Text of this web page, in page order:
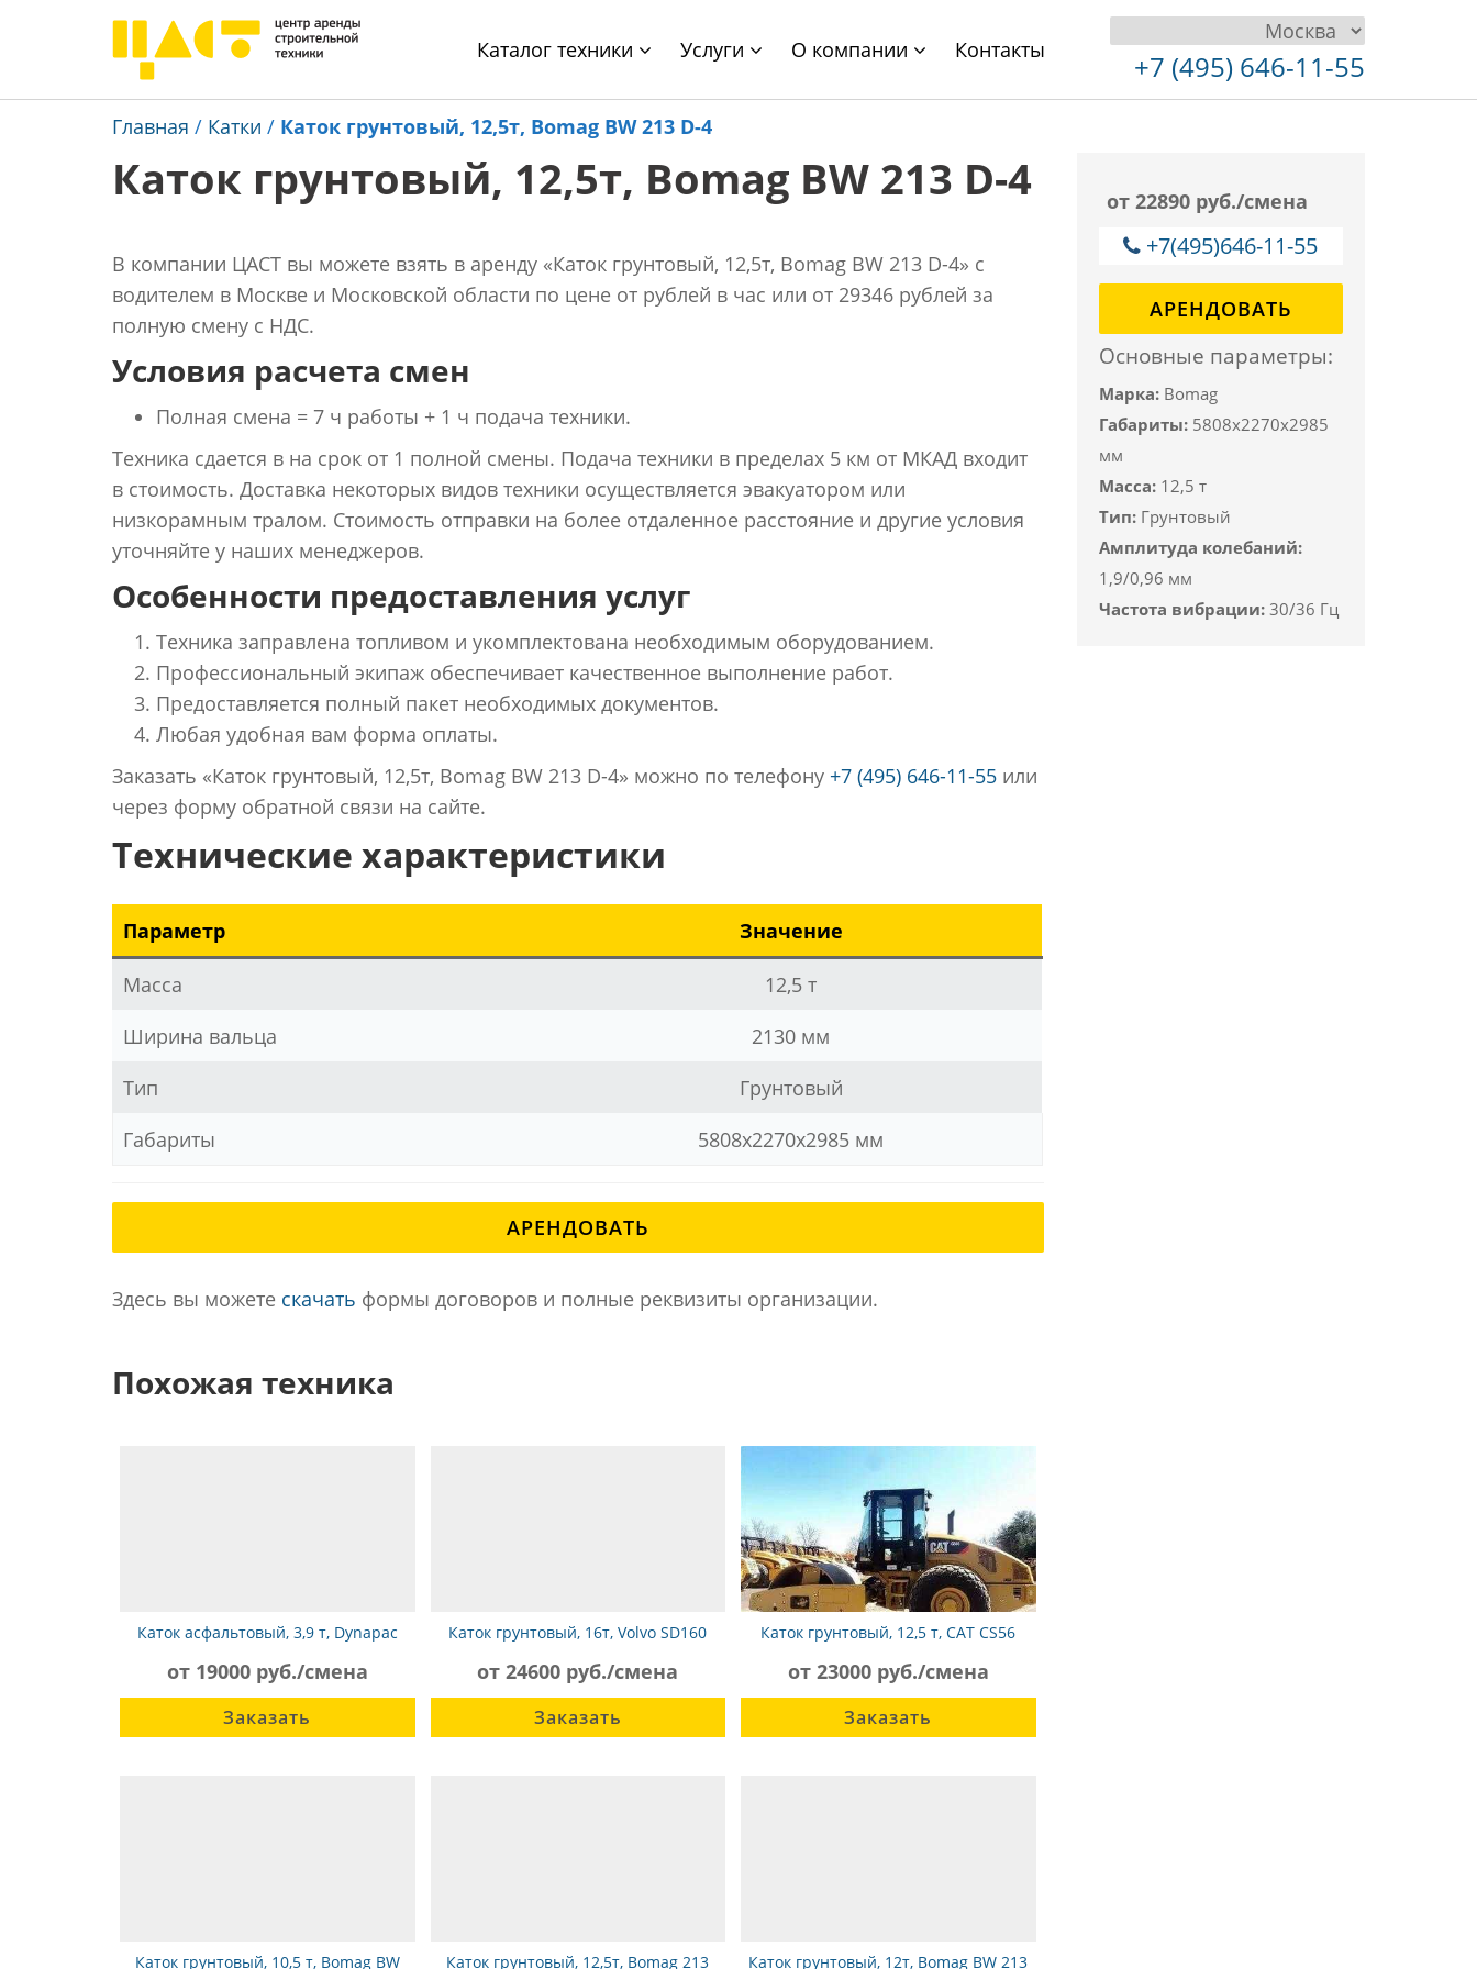
Каталог техники Услуги О компании Контакты +7 (495) 646-11-55
Главная / Катки / Каток грунтовый, 12,5т, Bomag BW 213 D-4
Каток грунтовый, 12,5т, Bomag BW 213 D-4
В компании ЦАСТ вы можете взять в аренду «Каток грунтовый, 12,5т, Bomag BW 213 D-4» с
водителем в Москве и Московской области по цене от рублей в час или от 29346 рублей за
полную смену с НДС.
Условия расчета смен
Полная смена = 7 ч работы + 1 ч подача техники.
Техника сдается в на срок от 1 полной смены. Подача техники в пределах 5 км от МКАД входит
в стоимость. Доставка некоторых видов техники осуществляется эвакуатором или
низкорамным тралом. Стоимость отправки на более отдаленное расстояние и другие условия
уточняйте у наших менеджеров.
Особенности предоставления услуг
Техника заправлена топливом и укомплектована необходимым оборудованием.
Профессиональный экипаж обеспечивает качественное выполнение работ.
Предоставляется полный пакет необходимых документов.
Любая удобная вам форма оплаты.
Заказать «Каток грунтовый, 12,5т, Bomag BW 213 D-4» можно по телефону +7 (495) 646-11-55 или
через форму обратной связи на сайте.
Технические характеристики
Параметр Значение
Масса
12,5 т
Ширина вальца
2130 мм
Тип
Грунтовый
Габариты
5808x2270x2985 мм
АРЕНДОВАТЬ
Здесь вы можете скачать формы договоров и полные реквизиты организации.
Похожая техника
Каток асфальтовый, 3,9 т, Dynapac
от 19000 руб./смена
Заказать
Каток грунтовый, 16т, Volvo SD160
от 24600 руб./смена
Заказать
Каток грунтовый, 12,5 т, CAT CS56
от 23000 руб./смена
Заказать
Каток грунтовый, 10,5 т, Bomag BW Каток грунтовый, 12,5т, Bomag 213 Каток грунтовый, 12т, Bomag BW 213
от 22890 руб./смена
+7(495)646-11-55
АРЕНДОВАТЬ
Основные параметры:
Марка: Bomag
Габариты: 5808x2270x2985
мм
Масса: 12,5 т
Тип: Грунтовый
Амплитуда колебаний:
1,9/0,96 мм
Частота вибрации: 30/36 Гц